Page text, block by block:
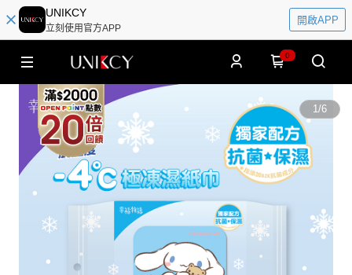
UNIKCY
立刻使用官方APP
開啟APP
0
1/6